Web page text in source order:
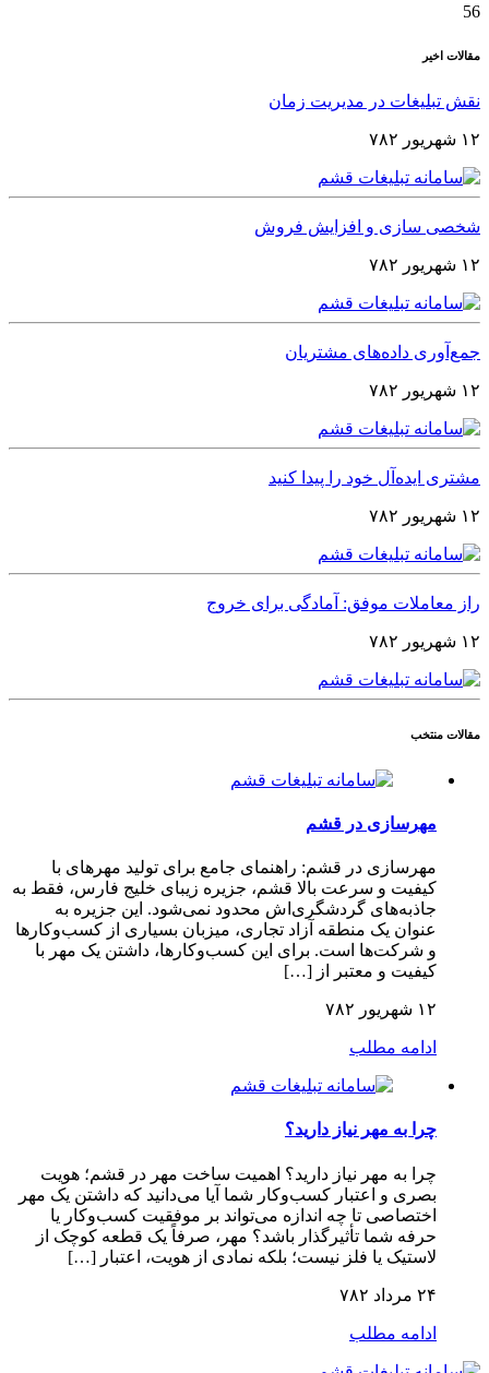
56
مقالات اخیر
نقش تبلیغات در مدیریت زمان
۱۲ شهریور ۷۸۲
شخصی‌ سازی و افزایش فروش
۱۲ شهریور ۷۸۲
جمع‌آوری داده‌های مشتریان
۱۲ شهریور ۷۸۲
مشتری ایده‌آل خود را پیدا کنید
۱۲ شهریور ۷۸۲
راز معاملات موفق: آمادگی برای خروج
۱۲ شهریور ۷۸۲
مقالات منتخب
مهرسازی در قشم
مهرسازی در قشم: راهنمای جامع برای تولید مهرهای با
کیفیت و سرعت بالا قشم، جزیره زیبای خلیج فارس، فقط به
جاذبه‌های گردشگری‌اش محدود نمی‌شود. این جزیره به
عنوان یک منطقه آزاد تجاری، میزبان بسیاری از کسب‌وکارها
و شرکت‌ها است. برای این کسب‌وکارها، داشتن یک مهر با
کیفیت و معتبر از […]
۱۲ شهریور ۷۸۲
ادامه مطلب
چرا به مهر نیاز دارید؟
چرا به مهر نیاز دارید؟ اهمیت ساخت مهر در قشم؛ هویت
بصری و اعتبار کسب‌وکار شما آیا می‌دانید که داشتن یک مهر
اختصاصی تا چه اندازه می‌تواند بر موفقیت کسب‌وکار یا
حرفه شما تأثیرگذار باشد؟ مهر، صرفاً یک قطعه کوچک از
لاستیک یا فلز نیست؛ بلکه نمادی از هویت، اعتبار […]
۲۴ مرداد ۷۸۲
ادامه مطلب